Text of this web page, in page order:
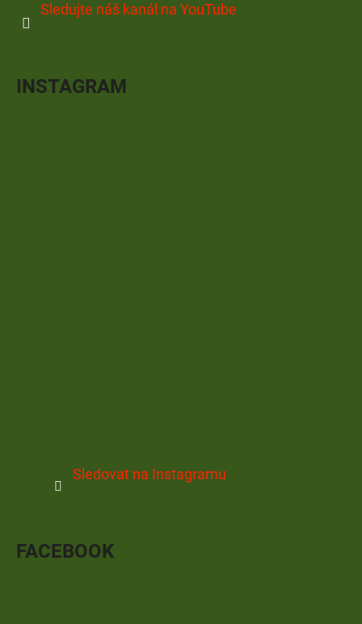
Sledujte náš kanál na YouTube
INSTAGRAM
Sledovat na Instagramu
FACEBOOK